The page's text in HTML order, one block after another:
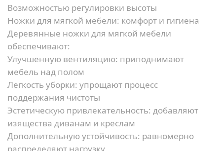
Возможностью регулировки высоты
Ножки для мягкой мебели: комфорт и гигиена
Деревянные ножки для мягкой мебели
обеспечивают:
Улучшенную вентиляцию: приподнимают
мебель над полом
Легкость уборки: упрощают процесс
поддержания чистоты
Эстетическую привлекательность: добавляют
изящества диванам и креслам
Дополнительную устойчивость: равномерно